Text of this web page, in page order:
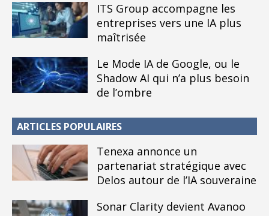
ITS Group accompagne les
entreprises vers une IA plus
maîtrisée
Le Mode IA de Google, ou le
Shadow AI qui n’a plus besoin
de l’ombre
ARTICLES POPULAIRES
Tenexa annonce un
partenariat stratégique avec
Delos autour de l’IA souveraine
Sonar Clarity devient Avanoo